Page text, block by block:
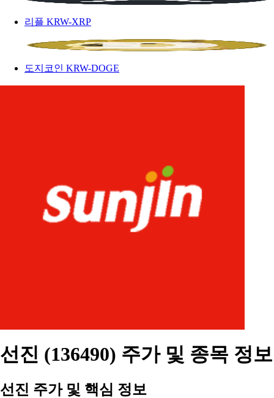
리플 KRW-XRP
도지코인 KRW-DOGE
선진 (136490) 주가 및 종목 정보
선진 주가 및 핵심 정보